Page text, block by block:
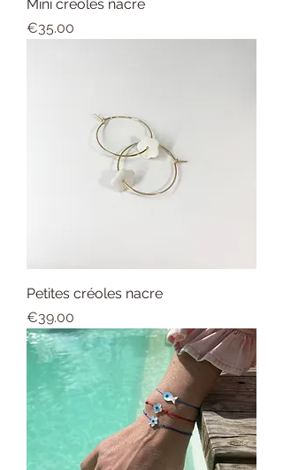
Mini créoles nacre
Price
€35.00
Petites créoles nacre
Price
€39.00